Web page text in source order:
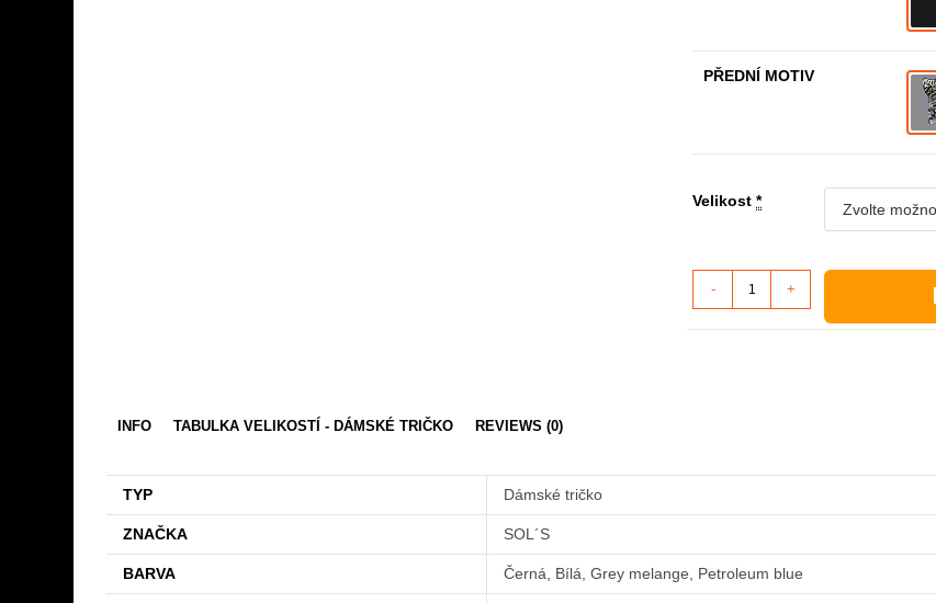
PŘEDNÍ MOTIV
Velikost *
tričko
Boy
- +
INFO TABULKA VELIKOSTÍ - DÁMSKÉ TRIČKO REVIEWS (0)
TYP Dámské tričko
ZNAČKA SOL´S
BARVA Černá, Bílá, Grey melange, Petroleum blue